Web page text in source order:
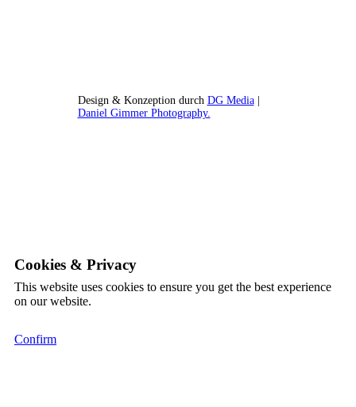
Design & Konzeption durch DG Media|
Daniel Gimmer Photography.
Cookies & Privacy
This website uses cookies to ensure you get the best experience
on our website.
Confirm